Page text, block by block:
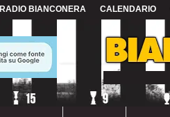
RADIO BIANCONERA CALENDARIO